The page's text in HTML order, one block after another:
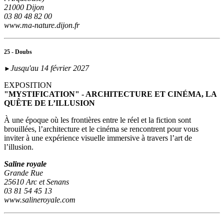
21000 Dijon
03 80 48 82 00
www.ma-nature.dijon.fr
25 - Doubs
► Jusqu'au 14 février 2027
EXPOSITION
"MYSTIFICATION" - ARCHITECTURE ET CINÉMA, LA
QUÊTE DE L’ILLUSION
À une époque où les frontières entre le réel et la fiction sont
brouillées, l’architecture et le cinéma se rencontrent pour vous
inviter à une expérience visuelle immersive à travers l’art de
l’illusion.
Saline royale
Grande Rue
25610 Arc et Senans
03 81 54 45 13
www.salineroyale.com